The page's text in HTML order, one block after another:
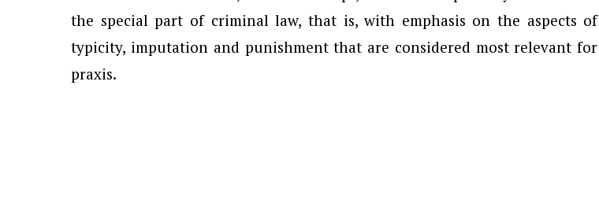
the special part of criminal law, that is, with emphasis on the aspects of
typicity, imputation and punishment that are considered most relevant for
praxis.